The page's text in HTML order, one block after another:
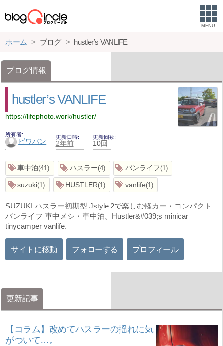
MENU
ホーム ブログ hustler’s VANLIFE
ブログ情報
hustler’s VANLIFE
https://lifephoto.work/hustler/
所有者
ビワバン
更新日時
2年前
更新回数
10回
車中泊 41 ハスラー 4 バンライフ 1
suzuki 1 HUSTLER 1 vanlife 1
SUZUKI ハスラー初期型 Jstyle 2で楽しむ軽カー・コンパクト
バンライフ 車中メシ・車中泊。Hustler&#039;s minicar
tinycamper vanlife.
サイトに移動 フォローする プロフィール
更新記事
【コラム】改めてハスラーの揺れに気
がついて…。